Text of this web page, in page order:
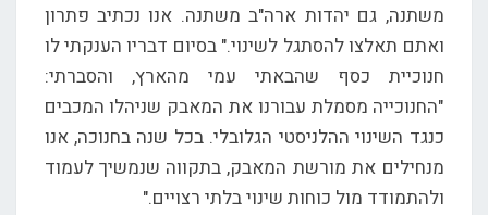
משתנה, גם יהדות ארה"ב משתנה. אנו נכתיב פתרון
ואתם תאלצו להסתגל לשינוי." בסיום דבריו הענקתי לו
חנוכיית כסף שהבאתי עמי מהארץ, והסברתי:
"החנוכייה מסמלת עבורנו את המאבק שניהלו המכבים
כנגד השינוי ההלניסטי הגלובלי. בכל שנה בחנוכה, אנו
מנחילים את מורשת המאבק, בתקווה שנמשיך לעמוד
ולהתמודד מול כוחות שינוי בלתי רצויים."